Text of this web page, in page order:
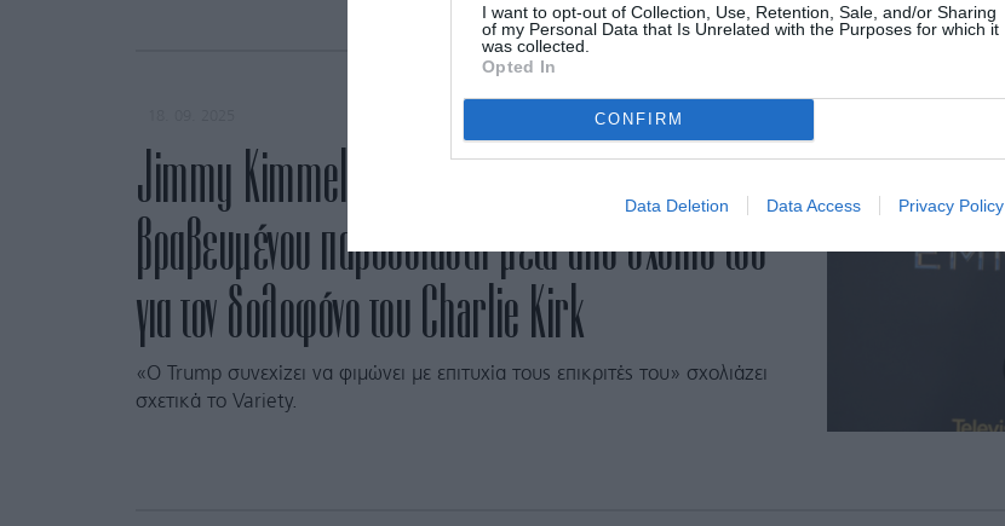
I want to opt-out of Collection, Use, Retention, Sale, and/or Sharing
of my Personal Data that Is Unrelated with the Purposes for which it
was collected.
Opted In
CONFIRM
Data Deletion Data Access Privacy Policy
Jimmy Kimmel: Ακυρώνεται η εκπομπή του
βραβευμένου παρουσιαστή μετά από σχόλιό του
για τον δολοφόνο του Charlie Kirk
«Ο Trump συνεχίζει να φιμώνει με επιτυχία τους επικριτές του» σχολιάζει
σχετικά το Variety.